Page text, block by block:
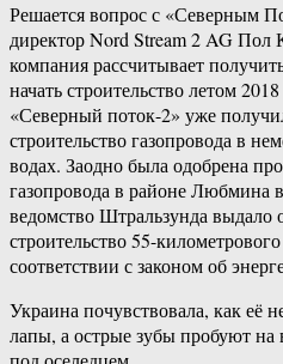
Решается вопрос с «Северным
директор Nord Stream 2 AG Пол
компания рассчитывает
начать строительство летом
«Северный поток-2» уже
строительство газопровода в
водах. Заодно была одобрена
газопровода в районе Любмина
ведомство Штральзунда выдало
строительство 55-
соответствии с законом об
Украина почувствовала, как её
лапы, а острые зубы пробуют на